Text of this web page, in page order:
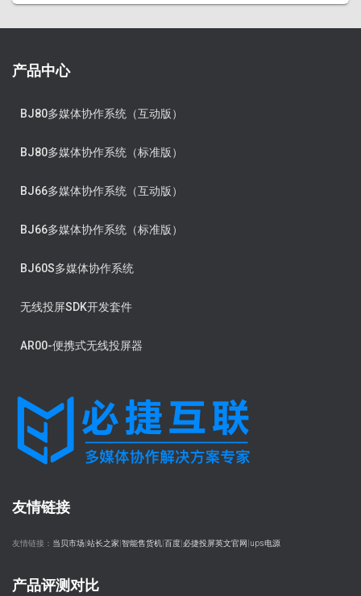
产品中心
BJ80多媒体协作系统（互动版）
BJ80多媒体协作系统（标准版）
BJ66多媒体协作系统（互动版）
BJ66多媒体协作系统（标准版）
BJ60S多媒体协作系统
无线投屏SDK开发套件
AR00-便携式无线投屏器
友情链接
友情链接： 当贝市场 站长之家 智能售货机 百度 必捷投屏英文官网 ups电源
产品评测对比